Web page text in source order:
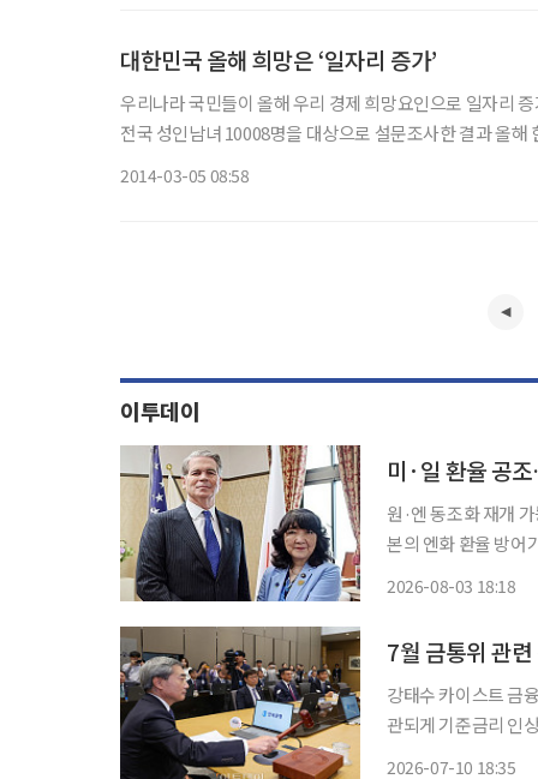
대한민국 올해 희망은 ‘일자리 증가’
우리나라 국민들이 올해 우리 경제 희망요인으로 일자리 증가에 대
전국 성인남녀 10008명을 대상으로 설문조사한 결과 올해
2014-03-05 08:58
이투데이
미·일 환율 공
원·엔 동조화 재개 가
본의 엔화 환율 방어
2026-08-03 18:18
7월 금통위 관
강태수 카이스트 금
관되게 기준금리 인
2026-07-10 18:35